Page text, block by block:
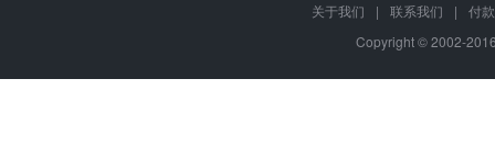
关于我们 | 联系我们 |
付
Copyright © 2002-